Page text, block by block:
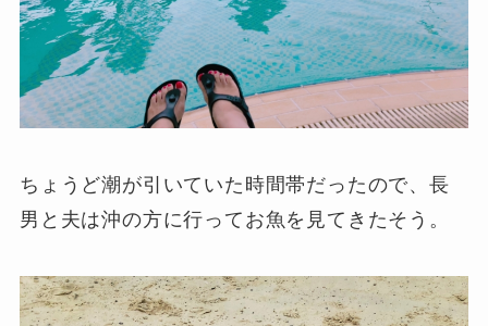
ちょうど潮が引いていた時間帯だったので、長
男と夫は沖の方に行ってお魚を見てきたそう。